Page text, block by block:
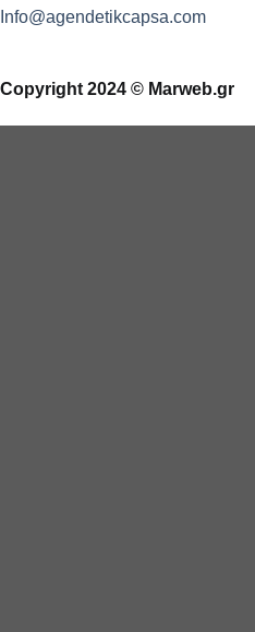
Info@agendetikcapsa.com
Copyright 2024 © Marweb.gr